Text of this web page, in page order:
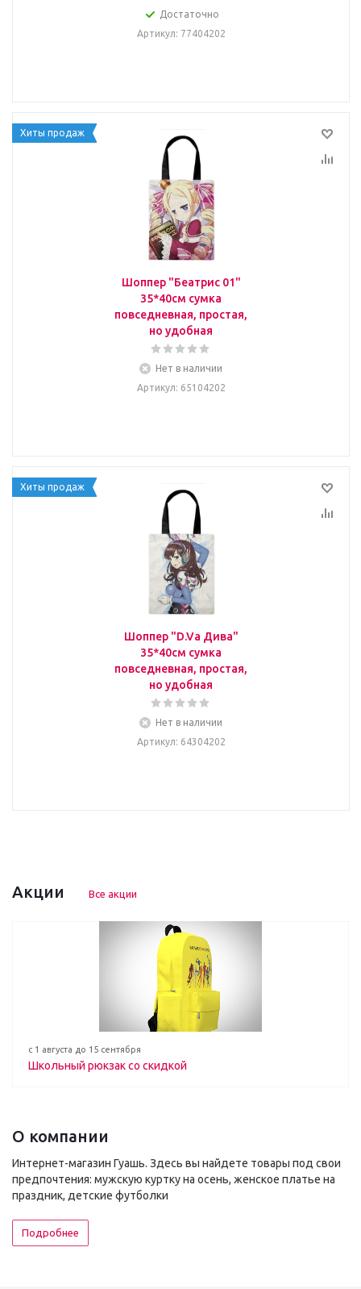
Достаточно
Артикул: 77404202
Хиты продаж
Шоппер "Беатрис 01"
35*40см сумка
повседневная, простая,
но удобная
Нет в наличии
Артикул: 65104202
Хиты продаж
Шоппер "D.Va Дива"
35*40см сумка
повседневная, простая,
но удобная
Нет в наличии
Артикул: 64304202
Акции Все акции
с 1 августа до 15 сентября
Школьный рюкзак со скидкой
О компании
Интернет-магазин Гуашь. Здесь вы найдете товары под свои
предпочтения: мужскую куртку на осень, женское платье на
праздник, детские футболки
Подробнее